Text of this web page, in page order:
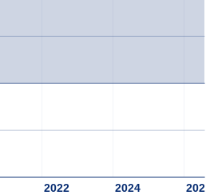
2022 2024 2026